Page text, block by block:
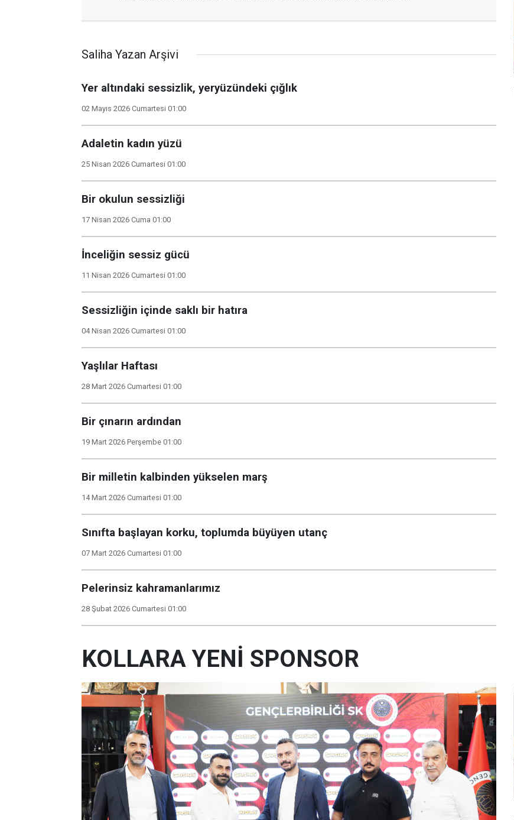
Saliha Yazan Arşivi
Yer altındaki sessizlik, yeryüzündeki çığlık
02 Mayıs 2026 Cumartesi 01:00
Adaletin kadın yüzü
25 Nisan 2026 Cumartesi 01:00
Bir okulun sessizliği
17 Nisan 2026 Cuma 01:00
İnceliğin sessiz gücü
11 Nisan 2026 Cumartesi 01:00
Sessizliğin içinde saklı bir hatıra
04 Nisan 2026 Cumartesi 01:00
Yaşlılar Haftası
28 Mart 2026 Cumartesi 01:00
Bir çınarın ardından
19 Mart 2026 Perşembe 01:00
Bir milletin kalbinden yükselen marş
14 Mart 2026 Cumartesi 01:00
Sınıfta başlayan korku, toplumda büyüyen utanç
07 Mart 2026 Cumartesi 01:00
Pelerinsiz kahramanlarımız
28 Şubat 2026 Cumartesi 01:00
KOLLARA YENİ SPONSOR